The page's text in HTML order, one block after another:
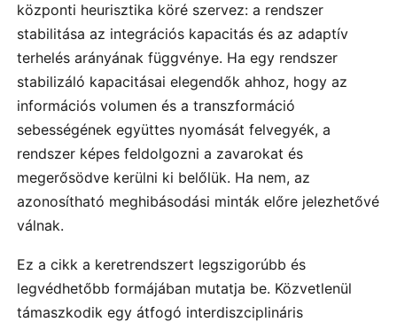
központi heurisztika köré szervez: a rendszer
stabilitása az integrációs kapacitás és az adaptív
terhelés arányának függvénye. Ha egy rendszer
stabilizáló kapacitásai elegendők ahhoz, hogy az
információs volumen és a transzformáció
sebességének együttes nyomását felvegyék, a
rendszer képes feldolgozni a zavarokat és
megerősödve kerülni ki belőlük. Ha nem, az
azonosítható meghibásodási minták előre jelezhetővé
válnak.
Ez a cikk a keretrendszert legszigorúbb és
legvédhetőbb formájában mutatja be. Közvetlenül
támaszkodik egy átfogó interdiszciplináris